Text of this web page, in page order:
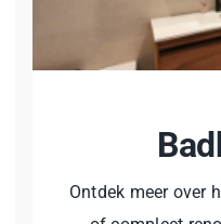
Ontdek meer over